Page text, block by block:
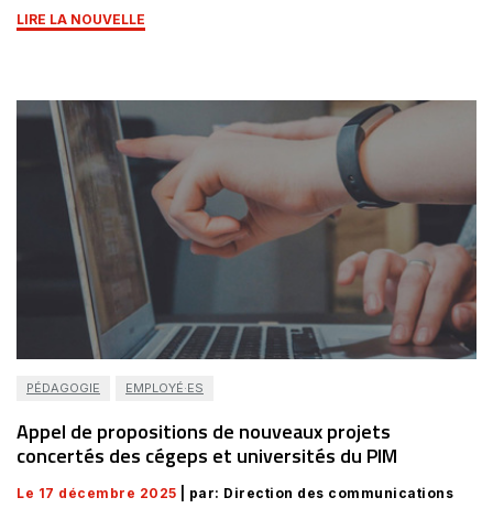
LIRE LA NOUVELLE
PÉDAGOGIE EMPLOYÉ·ES
Appel de propositions de nouveaux projets
concertés des cégeps et universités du PIM
Le 17 décembre 2025 | par: Direction des communications